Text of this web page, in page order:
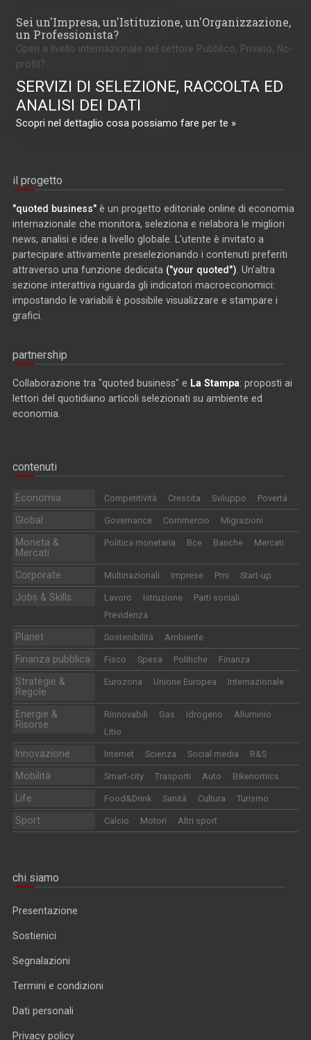
Sei un'Impresa, un'Istituzione, un'Organizzazione,
un Professionista?
Operi a livello internazionale nel settore Pubblico, Privato, No-
profit?
SERVIZI DI SELEZIONE, RACCOLTA ED
ANALISI DEI DATI
Scopri nel dettaglio cosa possiamo fare per te »
il progetto
"quoted business" è un progetto editoriale online di economia
internazionale che monitora, seleziona e rielabora le migliori
news, analisi e idee a livello globale. L'utente è invitato a
partecipare attivamente preselezionando i contenuti preferiti
attraverso una funzione dedicata ("your quoted"). Un'altra
sezione interattiva riguarda gli indicatori macroeconomici:
impostando le variabili è possibile visualizzare e stampare i
grafici.
partnership
Collaborazione tra "quoted business" e La Stampa: proposti ai
lettori del quotidiano articoli selezionati su ambiente ed
economia.
contenuti
Economia Competitività Crescita Sviluppo Povertà
Global Governance Commercio Migrazioni
Moneta &
Mercati
Politica monetaria Bce Banche Mercati
Corporate Multinazionali Imprese Pmi Start-up
Jobs & Skills Lavoro Istruzione
Parti sociali
Previdenza
Planet Sostenibilità Ambiente
Finanza pubblica Fisco Spesa Politiche Finanza
Strategie &
Regole
Eurozona Unione Europea Internazionale
Energie &
Risorse
Rinnovabili Gas Idrogeno
Alluminio
Litio
Innovazione Internet Scienza Social media R&S
Mobilità Smart-city Trasporti Auto Bikenomics
Life Food&Drink Sanità Cultura Turismo
Sport Calcio Motori Altri sport
chi siamo
Presentazione
Sostienici
Segnalazioni
Termini e condizioni
Dati personali
Privacy policy